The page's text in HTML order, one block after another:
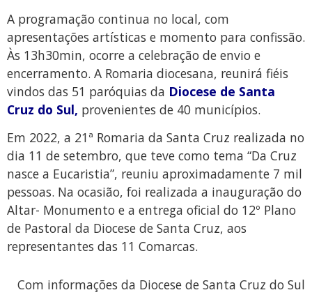
A programação continua no local, com
apresentações artísticas e momento para confissão.
Às 13h30min, ocorre a celebração de envio e
encerramento. A Romaria diocesana, reunirá fiéis
vindos das 51 paróquias da Diocese de Santa
Cruz do Sul, provenientes de 40 municípios.
Em 2022, a 21ª Romaria da Santa Cruz realizada no
dia 11 de setembro, que teve como tema “Da Cruz
nasce a Eucaristia”, reuniu aproximadamente 7 mil
pessoas. Na ocasião, foi realizada a inauguração do
Altar- Monumento e a entrega oficial do 12º Plano
de Pastoral da Diocese de Santa Cruz, aos
representantes das 11 Comarcas.
Com informações da Diocese de Santa Cruz do Sul